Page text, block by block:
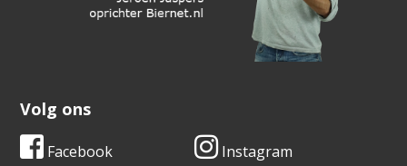
Volg ons
Facebook Instagram